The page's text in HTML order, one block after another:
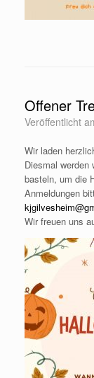
Offener
Veröffentlicht
Wir laden
Diesmal werden
basteln, um die
Anmeldungen
Wir freuen uns